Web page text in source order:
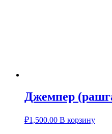
Джемпер
₽1,500.00 В корзину